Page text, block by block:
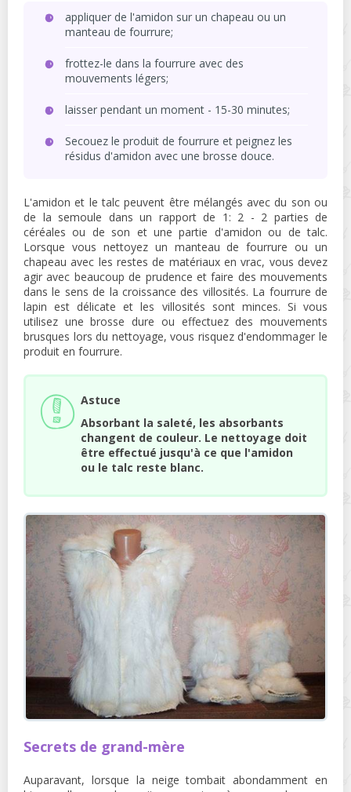
appliquer de l'amidon sur un chapeau ou un
manteau de fourrure;
frottez-le dans la fourrure avec des
mouvements légers;
laisser pendant un moment - 15-30 minutes;
Secouez le produit de fourrure et peignez les
résidus d'amidon avec une brosse douce.
L'amidon et le talc peuvent être mélangés avec du son ou
de la semoule dans un rapport de 1: 2 - 2 parties de
céréales ou de son et une partie d'amidon ou de talc.
Lorsque vous nettoyez un manteau de fourrure ou un
chapeau avec les restes de matériaux en vrac, vous devez
agir avec beaucoup de prudence et faire des mouvements
dans le sens de la croissance des villosités. La fourrure de
lapin est délicate et les villosités sont minces. Si vous
utilisez une brosse dure ou effectuez des mouvements
brusques lors du nettoyage, vous risquez d'endommager le
produit en fourrure.
Astuce
Absorbant la saleté, les absorbants
changent de couleur. Le nettoyage doit
être effectué jusqu'à ce que l'amidon
ou le talc reste blanc.
Secrets de grand-mère
Auparavant, lorsque la neige tombait abondamment en